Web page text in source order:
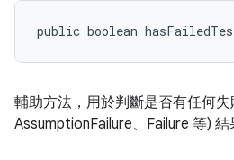
public boolean
輔助方法，用於判斷是否有任何失
AssumptionFailure、Failure 等) 結